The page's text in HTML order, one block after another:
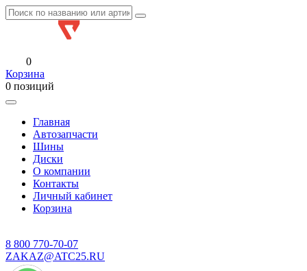
0
Корзина
0 позиций
Главная
Автозапчасти
Шины
Диски
О компании
Контакты
Личный кабинет
Корзина
8 800 770-70-07
ZAKAZ@ATC25.RU